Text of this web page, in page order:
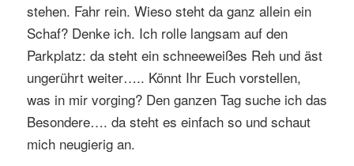
stehen. Fahr rein. Wieso steht da ganz allein ein
Schaf? Denke ich. Ich rolle langsam auf den
Parkplatz: da steht ein schneeweißes Reh und äst
ungerührt weiter….. Könnt Ihr Euch vorstellen,
was in mir vorging? Den ganzen Tag suche ich das
Besondere…. da steht es einfach so und schaut
mich neugierig an.